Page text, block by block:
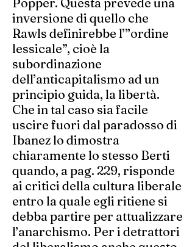
inversione di quello che
Rawls definirebbe l’”ordine
lessicale”, cioè la
subordinazione
dell’anticapitalismo ad un
principio guida, la libertà.
Che in tal caso sia facile
uscire fuori dal paradosso di
Ibanez lo dimostra
chiaramente lo stesso Berti
quando, a pag. 229, risponde
ai critici della cultura liberale
entro la quale egli ritiene si
debba partire per attualizzare
l’anarchismo. Per i detrattori